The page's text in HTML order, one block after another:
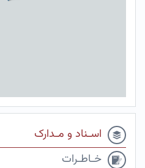
اسـناد و مـدارک
خـاطـرات